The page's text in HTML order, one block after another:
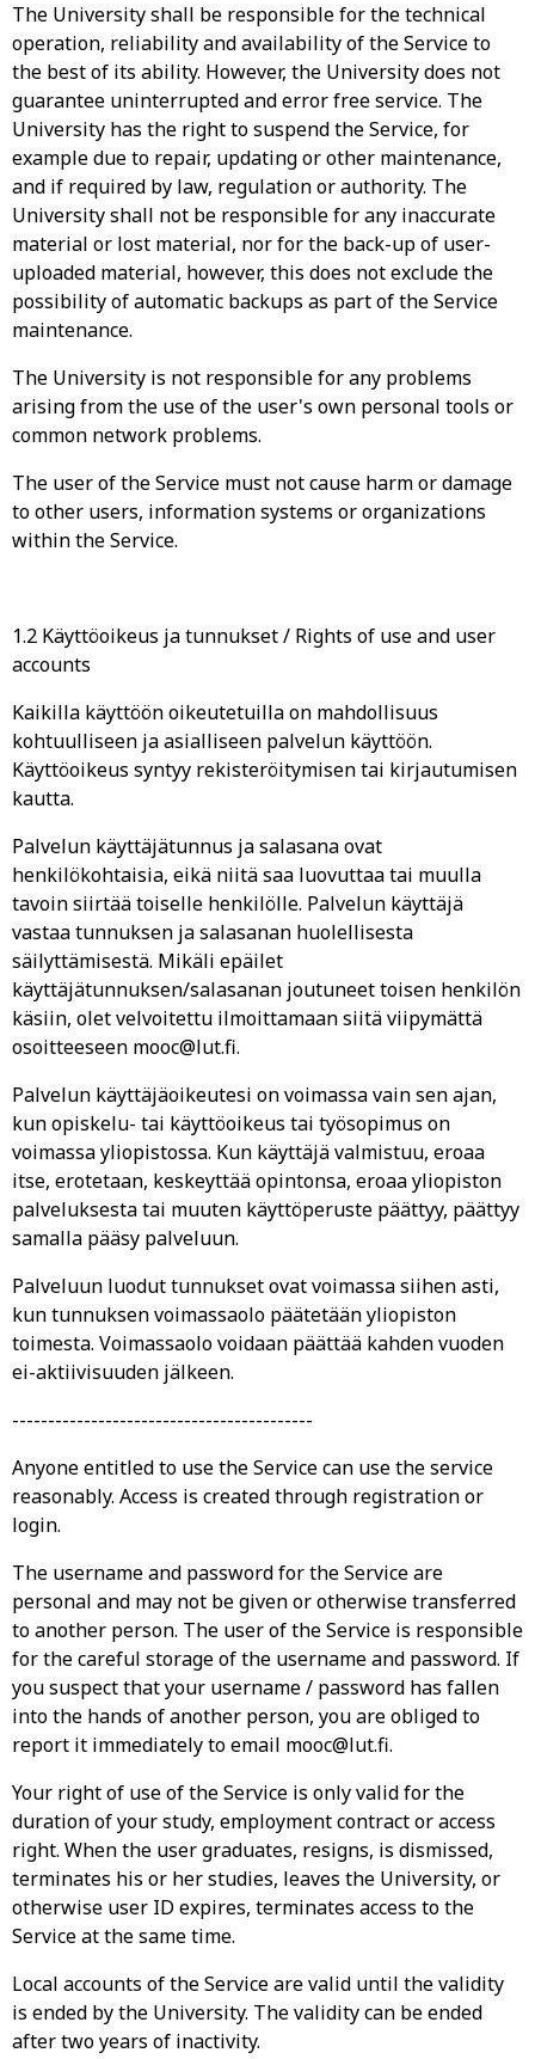
The University shall be responsible for the technical
operation, reliability and availability of the Service to
the best of its ability. However, the University does not
guarantee uninterrupted and error free service. The
University has the right to suspend the Service, for
example due to repair, updating or other maintenance,
and if required by law, regulation or authority. The
University shall not be responsible for any inaccurate
material or lost material, nor for the back-up of user-
uploaded material, however, this does not exclude the
possibility of automatic backups as part of the Service
maintenance.
The University is not responsible for any problems
arising from the use of the user's own personal tools or
common network problems.
The user of the Service must not cause harm or damage
to other users, information systems or organizations
within the Service.
1.2 Käyttöoikeus ja tunnukset / Rights of use and user
accounts
Kaikilla käyttöön oikeutetuilla on mahdollisuus
kohtuulliseen ja asialliseen palvelun käyttöön.
Käyttöoikeus syntyy rekisteröitymisen tai kirjautumisen
kautta.
Palvelun käyttäjätunnus ja salasana ovat
henkilökohtaisia, eikä niitä saa luovuttaa tai muulla
tavoin siirtää toiselle henkilölle. Palvelun käyttäjä
vastaa tunnuksen ja salasanan huolellisesta
säilyttämisestä. Mikäli epäilet
käyttäjätunnuksen/salasanan joutuneet toisen henkilön
käsiin, olet velvoitettu ilmoittamaan siitä viipymättä
osoitteeseen mooc@lut.fi.
Palvelun käyttäjäoikeutesi on voimassa vain sen ajan,
kun opiskelu- tai käyttöoikeus tai työsopimus on
voimassa yliopistossa. Kun käyttäjä valmistuu, eroaa
itse, erotetaan, keskeyttää opintonsa, eroaa yliopiston
palveluksesta tai muuten käyttöperuste päättyy, päättyy
samalla pääsy palveluun.
Palveluun luodut tunnukset ovat voimassa siihen asti,
kun tunnuksen voimassaolo päätetään yliopiston
toimesta. Voimassaolo voidaan päättää kahden vuoden
ei-aktiivisuuden jälkeen.
------------------------------------------
Anyone entitled to use the Service can use the service
reasonably. Access is created through registration or
login.
The username and password for the Service are
personal and may not be given or otherwise transferred
to another person. The user of the Service is responsible
for the careful storage of the username and password. If
you suspect that your username / password has fallen
into the hands of another person, you are obliged to
report it immediately to email mooc@lut.fi.
Your right of use of the Service is only valid for the
duration of your study, employment contract or access
right. When the user graduates, resigns, is dismissed,
terminates his or her studies, leaves the University, or
otherwise user ID expires, terminates access to the
Service at the same time.
Local accounts of the Service are valid until the validity
is ended by the University. The validity can be ended
after two years of inactivity.